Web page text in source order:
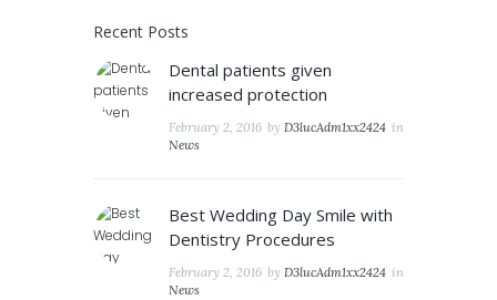
Recent Posts
Dental patients given
increased protection
February 2, 2016 by D3lucAdm1xx2424 in
News
Best Wedding Day Smile with
Dentistry Procedures
February 2, 2016 by D3lucAdm1xx2424 in
News